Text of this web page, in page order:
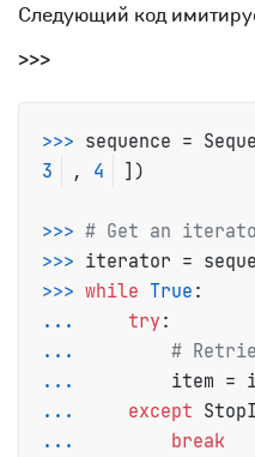
Следующий код
>>>
>>> sequence =
3
, 4 ])
>>> # Get an
>>> iterator =
>>> while True :
...
try :
...
#
...
item =
...
except
...
break